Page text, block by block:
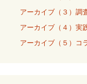
アーカイブ（３）調
アーカイブ（４）実
アーカイブ（５）コ